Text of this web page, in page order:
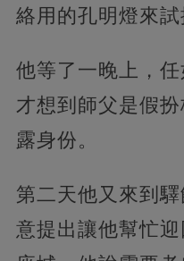
絡用的孔明燈來試
他等了一晚上，
才想到師父是假
露身份。
第二天他又來到
意提出讓他幫忙